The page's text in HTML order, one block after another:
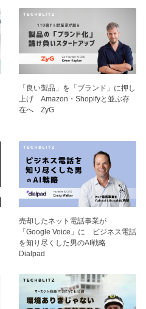
「良い製品」を「ブランド」に押し
上げ Amazon・Shopifyと並ぶ存
在へ ZyG
売却したネット電話事業が
「Google Voice」に ビジネス電話
を知り尽くした男のAI戦略
Dialpad